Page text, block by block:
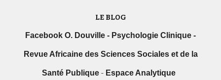
LE BLOG
Facebook O. Douville - Psychologie Clinique -
Revue Africaine des Sciences Sociales et de la
Santé Publique- Espace Analytique